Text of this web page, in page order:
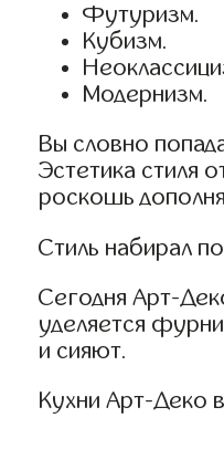
Футуризм.
Кубизм.
Модернизм.
Вы словно
Эстетика стиля
роскошь
Стиль набирал
Сегодня Арт-
уделяется
и сияют.
Кухни Арт-Деко